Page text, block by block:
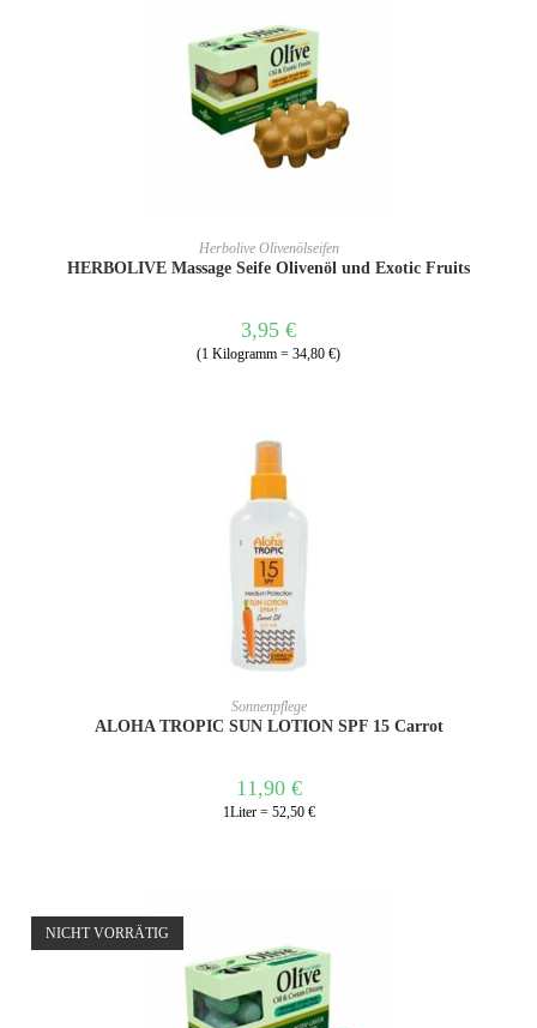
IN DEN WARENKORB
Herbolive Olivenölseifen
HERBOLIVE Massage Seife Olivenöl und Exotic Fruits
3,95 €
(1 Kilogramm = 34,80 €)
IN DEN WARENKORB
Sonnenpflege
ALOHA TROPIC SUN LOTION SPF 15 Carrot
11,90 €
1Liter = 52,50 €
NICHT VORRÄTIG